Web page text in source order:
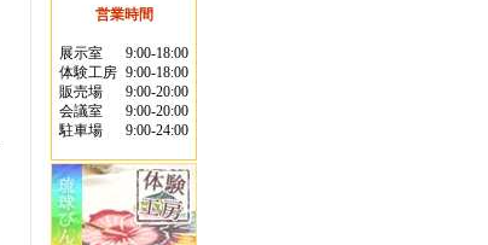
営業時間
展示室
体験工房
販売場
会議室
駐車場
9:00-18:00
9:00-18:00
9:00-20:00
9:00-20:00
9:00-24:00